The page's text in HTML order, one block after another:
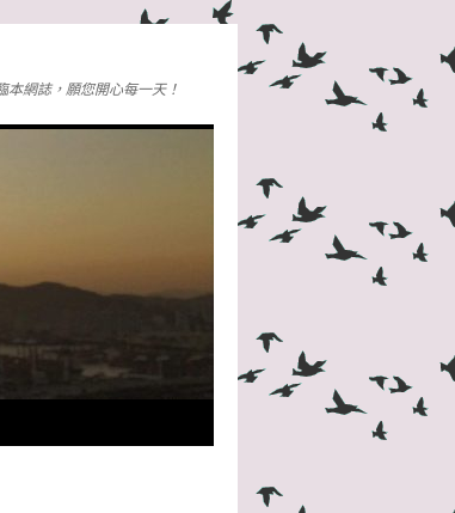
本網誌，願您開心每一天！